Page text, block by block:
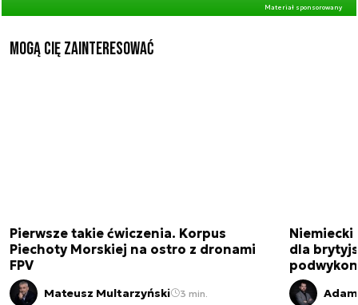
Materiał sponsorowany
Mogą Cię zainteresować
Pierwsze takie ćwiczenia. Korpus
Piechoty Morskiej na ostro z dronami
FPV
Mateusz Multarzyński 3 min.
dla